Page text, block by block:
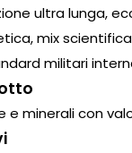
ultra lunga,
mix
militari
e minerali con